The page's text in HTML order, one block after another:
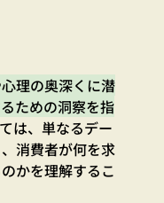
理の奥深くに潜
ための洞察を指
は、単なるデー
消費者が何を求
かを理解するこ